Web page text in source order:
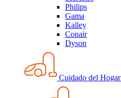
Philips
Gama
Kalley
Conair
Dyson
Cuidado del Hogar